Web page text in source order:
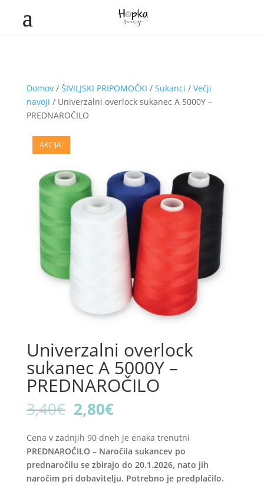
Domov/ ŠIVILJSKI PRIPOMOČKI / Sukanci / Večji
navoji / Univerzalni overlock sukanec A 5000Y –
PREDNAROČILO
AKCIJA!
Univerzalni overlock
sukanec A 5000Y –
PREDNAROČILO
3,40€ Original
price
was:
3,40€.
2,80€Current
price
is:
2,80€.
Cena v zadnjih 90 dneh je enaka trenutni
PREDNAROČILO – Naročila sukancev po
prednaročilu se zbirajo do 20.1.2026, nato jih
naročim pri dobavitelju. Potrebno je predplačilo.